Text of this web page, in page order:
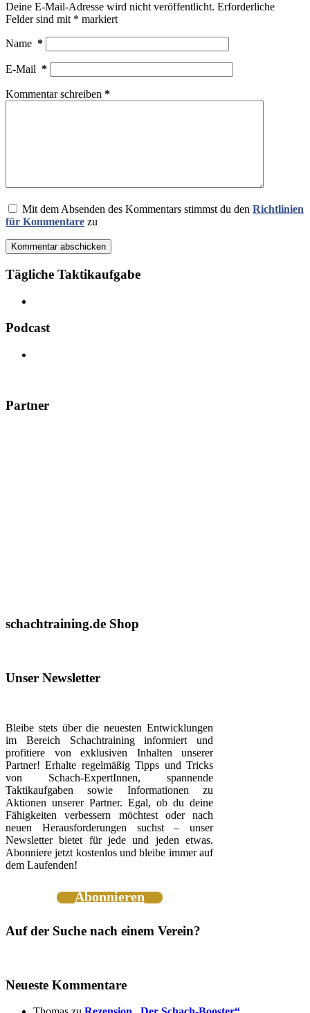
Deine E-Mail-Adresse wird nicht veröffentlicht. Erforderliche
Felder sind mit * markiert
Name *
E-Mail *
Kommentar schreiben *
Mit dem Absenden des Kommentars stimmst du den Richtlinien
für Kommentare zu
Kommentar abschicken
Tägliche Taktikaufgabe
Podcast
Partner
schachtraining.de Shop
Unser Newsletter
Bleibe stets über die neuesten Entwicklungen
im Bereich Schachtraining informiert und
profitiere von exklusiven Inhalten unserer
Partner! Erhalte regelmäßig Tipps und Tricks
von Schach-ExpertInnen, spannende
Taktikaufgaben sowie Informationen zu
Aktionen unserer Partner. Egal, ob du deine
Fähigkeiten verbessern möchtest oder nach
neuen Herausforderungen suchst – unser
Newsletter bietet für jede und jeden etwas.
Abonniere jetzt kostenlos und bleibe immer auf
dem Laufenden!
Abonnieren
Auf der Suche nach einem Verein?
Neueste Kommentare